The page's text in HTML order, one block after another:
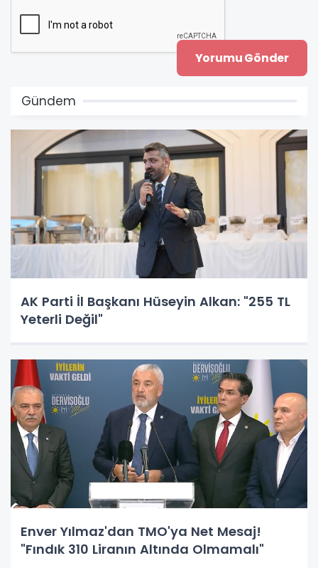
Gündem
AK Parti İl Başkanı Hüseyin Alkan: "255 TL
Yeterli Değil"
Enver Yılmaz'dan TMO'ya Net Mesaj!
"Fındık 310 Liranın Altında Olmamalı"